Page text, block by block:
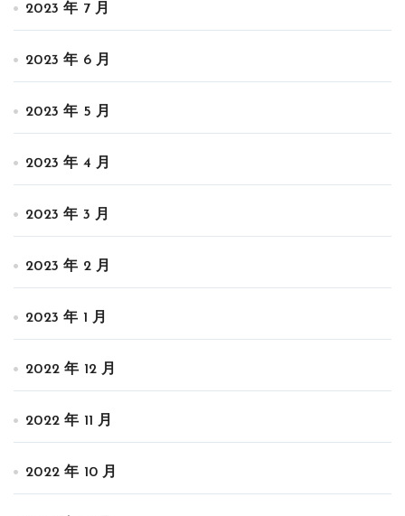
2023 年 7 月
2023 年 6 月
2023 年 5 月
2023 年 4 月
2023 年 3 月
2023 年 2 月
2023 年 1 月
2022 年 12 月
2022 年 11 月
2022 年 10 月